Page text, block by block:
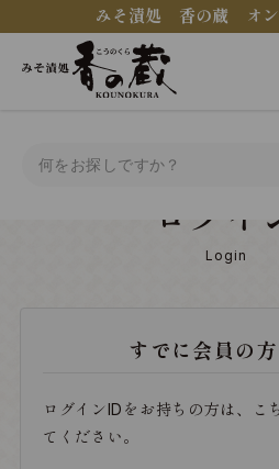
みそ漬処 香の蔵 オン
ログイ
Login
すでに会員の
ログインIDをお持ちの方は、こ
てください。